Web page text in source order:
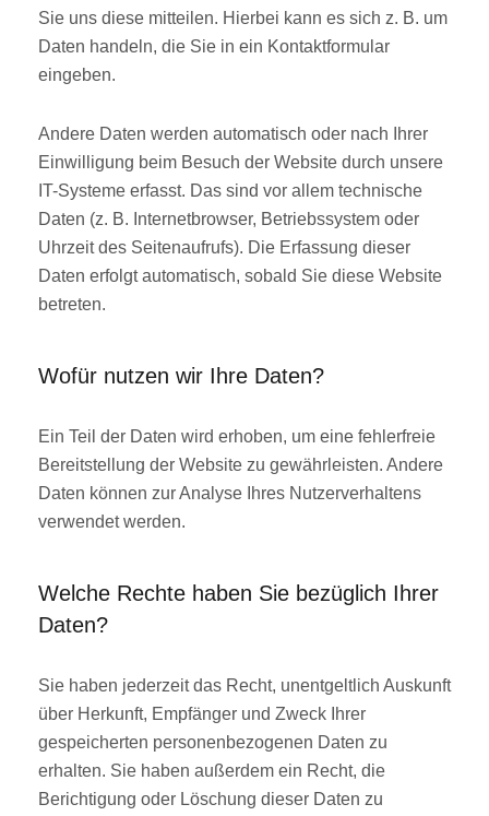
Sie uns diese mitteilen. Hierbei kann es sich z. B. um
Daten handeln, die Sie in ein Kontaktformular
eingeben.
Andere Daten werden automatisch oder nach Ihrer
Einwilligung beim Besuch der Website durch unsere
IT-Systeme erfasst. Das sind vor allem technische
Daten (z. B. Internetbrowser, Betriebssystem oder
Uhrzeit des Seitenaufrufs). Die Erfassung dieser
Daten erfolgt automatisch, sobald Sie diese Website
betreten.
Wofür nutzen wir Ihre Daten?
Ein Teil der Daten wird erhoben, um eine fehlerfreie
Bereitstellung der Website zu gewährleisten. Andere
Daten können zur Analyse Ihres Nutzerverhaltens
verwendet werden.
Welche Rechte haben Sie bezüglich Ihrer
Daten?
Sie haben jederzeit das Recht, unentgeltlich Auskunft
über Herkunft, Empfänger und Zweck Ihrer
gespeicherten personenbezogenen Daten zu
erhalten. Sie haben außerdem ein Recht, die
Berichtigung oder Löschung dieser Daten zu